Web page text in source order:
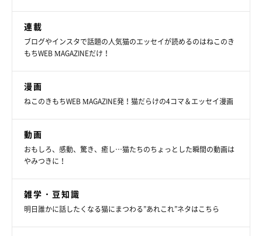
@yopich_
そんなまめちゃんとふうたくんについて、思わず笑ってしまう瞬
間や癒された瞬間があるといいます。
連載
ブログやインスタで話題の人気猫のエッセイが読めるのはねこのき
もちWEB MAGAZINEだけ！
漫画
ねこのきもちWEB MAGAZINE発！猫だらけの4コマ＆エッセイ漫画
動画
おもしろ、感動、驚き、癒し…猫たちのちょっとした瞬間の動画は
やみつきに！
雑学・豆知識
明日誰かに話したくなる猫にまつわる”あれこれ”ネタはこちら